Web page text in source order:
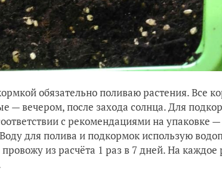
обязательно поливаю растения. Все
— вечером, после захода солнца. Для
с рекомендациями на
для полива и подкормок использую
из расчёта 1 раз в 7 дней. На